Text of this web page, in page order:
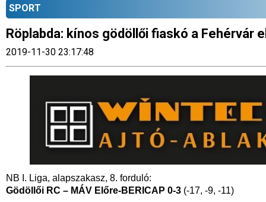
SPORT
Röplabda: kínos gödöllői fiaskó a Fehérvár
2019-11-30 23:17:48
NB I. Liga, alapszakasz, 8. forduló:
Gödöllői RC – MÁV Előre-BERICAP 0-3 (-17, -9, -11)